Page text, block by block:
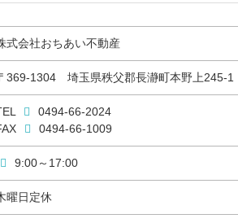
式会社おちあい不動産
369-1304 埼玉県秩父郡長瀞町本野上245-1
0494-66-2024
0494-66-1009
9:00～17:00
曜日定休